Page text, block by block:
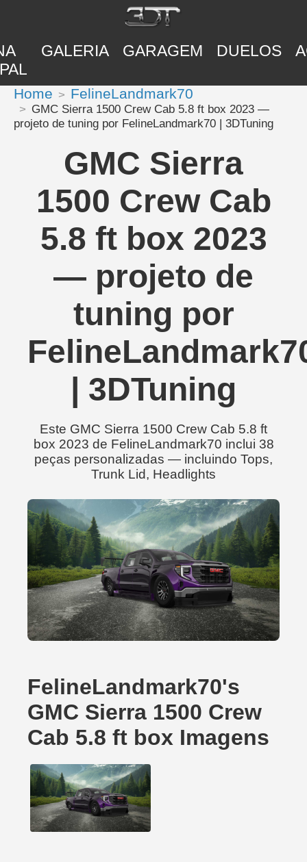
GALERIA GARAGEM DUELOS
Home FelineLandmark70
GMC Sierra 1500 Crew Cab 5.8 ft box 2023 —
projeto de tuning por FelineLandmark70 | 3DTuning
GMC Sierra
1500 Crew Cab
5.8 ft box 2023
— projeto de
tuning por
| 3DTuning
Este GMC Sierra 1500 Crew Cab 5.8 ft
box 2023 de FelineLandmark70 inclui 38
peças personalizadas — incluindo Tops,
Trunk Lid, Headlights
FelineLandmark70's
GMC Sierra 1500 Crew
Cab 5.8 ft box Imagens